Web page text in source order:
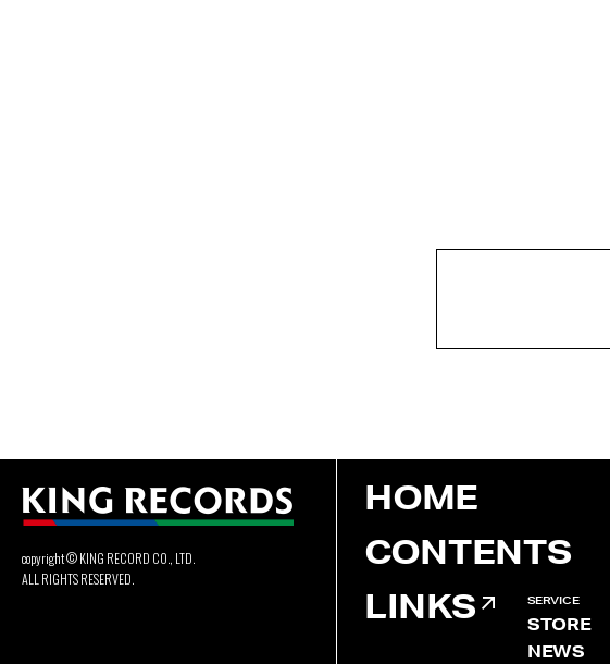
copyright © KING RECORD CO., LTD.
ALL RIGHTS RESERVED.
HOME
CONTENTS
LINKS
SERVICE
STORE
NEWS